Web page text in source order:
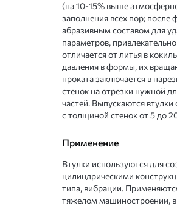
(на 10-15% выше
заполнения всех пор;
абразивным составом для
параметров,
отличается от литья в
давления в формы, их
проката заключается в
стенок на отрезки нужной
частей. Выпускаются
с толщиной стенок от 5 до
Применение
Втулки используются для
цилиндрическими
типа, вибрации.
тяжелом машиностроении, в